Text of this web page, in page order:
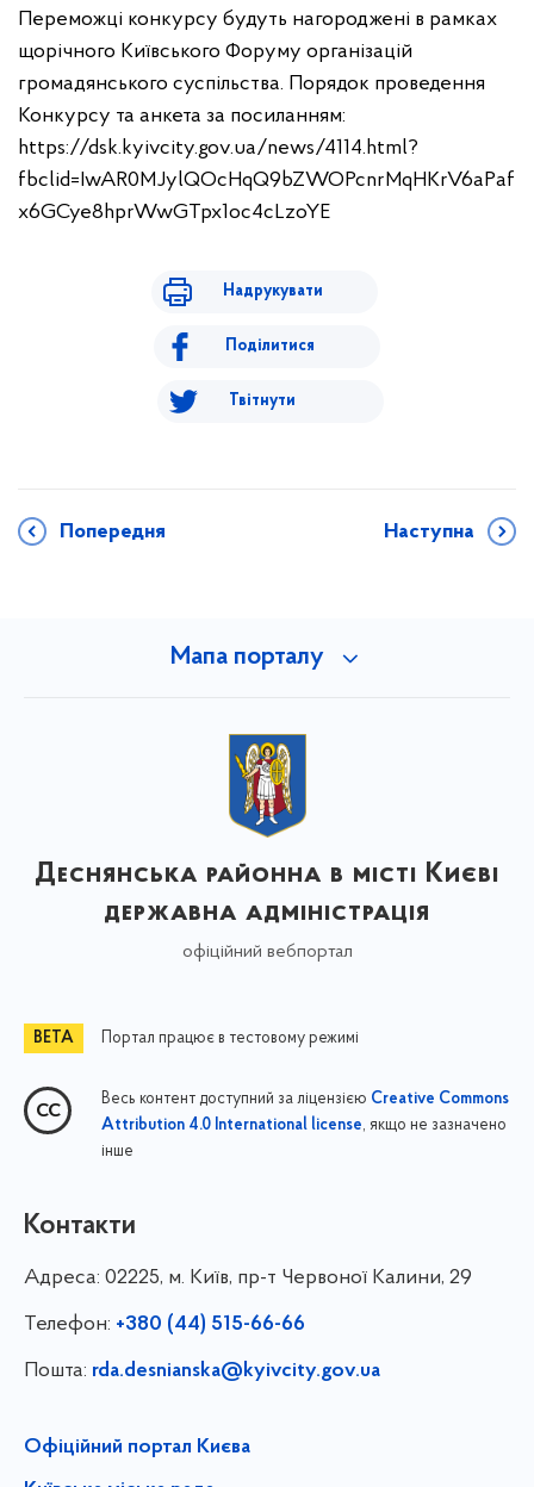
Переможці конкурсу будуть нагороджені в рамках
щорічного Київського Форуму організацій
громадянського суспільства. Порядок проведення
Конкурсу та анкета за посиланням:
https://dsk.kyivcity.gov.ua/news/4114.html?
fbclid=IwAR0MJylQOcHqQ9bZWOPcnrMqHKrV6aPaf
x6GCye8hprWwGTpx1oc4cLzoYE
Надрукувати
Поділитися
Твітнути
Попередня Наступна
Мапа порталу
Деснянська районна в місті Києві
державна адміністрація
офіційний вебпортал
Портал працює в тестовому режимі
Весь контент доступний за ліцензією Creative Commons
Attribution 4.0 International license, якщо не зазначено
інше
Контакти
Адреса: 02225, м. Київ, пр-т Червоної Калини, 29
Телефон: +380 (44) 515-66-66
Пошта: rda.desnianska@kyivcity.gov.ua
Офіційний портал Києва